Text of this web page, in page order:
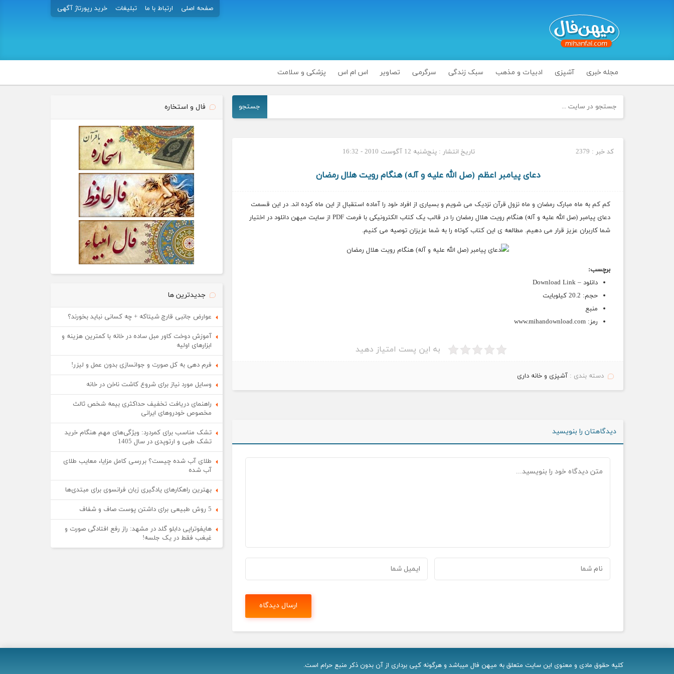
صفحه اصلی ارتباط با ما تبلیغات خرید رپورتاژ آگهی
مجله خبری آشپزی ادبیات و مذهب سبک زندگی سرگرمی تصاویر اس ام اس پزشکی و سلامت
جستجو
کد خبر : 2379 تاریخ انتشار : پنج‌شنبه 12 آگوست 2010 - 16:32
دعاى پیامبر اعظم (صل الله علیه و آله) هنگام رویت هلال رمضان
کم کم به ماه مبارک رمضان و ماه نزول قرآن نزدیک می شویم و بسیاری از افراد خود را آماده استقبال از این ماه کرده اند. در این قسمت
دعاى پيامبر (صل الله علیه و آله) هنگام رويت هلال رمضان را در قالب یک کتاب الکترونیکی با فرمت PDF از سایت میهن دانلود در اختیار
شما کاربران عزیز قرار می دهیم. مطالعه ی این کتاب کوتاه را به شما عزیزان توصیه می کنیم.
برچسب:
دانلود – Download Link
حجم: 20.2 کیلوبایت
منبع
رمز: www.mihandownload.com
به این پست امتیاز دهید
دسته بندی :آشپزی و خانه داری
دیدگاهتان را بنویسید
فال و استخاره
جدیدترین ها
عوارض جانبی قارچ شیتاکه + چه کسانی نباید بخورند؟
آموزش دوخت کاور مبل ساده در خانه با کمترین هزینه و
ابزارهای اولیه
فرم دهی به کل صورت و جوانسازی بدون عمل و لیزر!
وسایل مورد نیاز برای شروع کاشت ناخن در خانه
راهنمای دریافت تخفیف حداکثری بیمه شخص ثالث
مخصوص خودروهای ایرانی
تشک مناسب برای کمردرد: ویژگی‌های مهم هنگام خرید
تشک طبی و ارتوپدی در سال 1405
طلای آب شده چیست؟ بررسی کامل مزایا، معایب طلای
آب شده
بهترین راهکارهای یادگیری زبان فرانسوی برای مبتدی‌ها
5 روش طبیعی برای داشتن پوست صاف و شفاف
هایفوتراپی دابلو گلد در مشهد: راز رفع افتادگی صورت و
غبغب فقط در یک جلسه!
کلیه حقوق مادی و معنوی اين سایت متعلق به میهن فال میباشد و هرگونه کپی برداری از آن بدون ذکر منبع حرام است.